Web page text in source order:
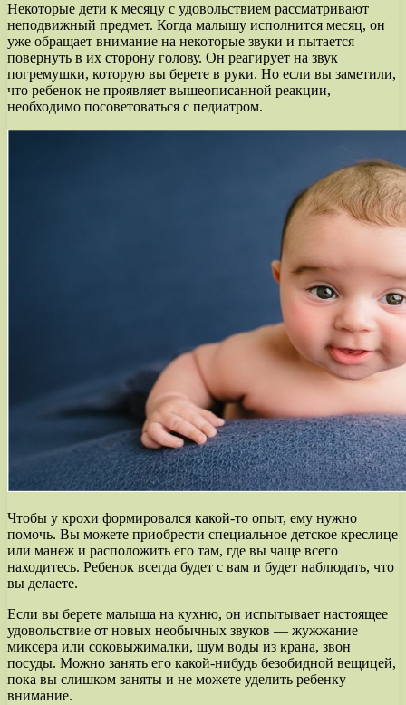
Некоторые дети к месяцу с удовольствием рассматривают
неподвижный предмет. Когда малышу исполнится месяц, он
уже обращает внимание на некоторые звуки и пытается
повернуть в их сторону голову. Он реагирует на звук
погремушки, которую вы берете в руки. Но если вы заметили,
что ребенок не проявляет вышеописанной реакции,
необходимо посоветоваться с педиатром.
Чтобы у крохи формировался какой-то опыт, ему нужно
помочь. Вы можете приобрести специальное детское креслице
или манеж и расположить его там, где вы чаще всего
находитесь. Ребенок всегда будет с вам и будет наблюдать, что
вы делаете.
Если вы берете малыша на кухню, он испытывает настоящее
удовольствие от новых необычных звуков — жужжание
миксера или соковыжималки, шум воды из крана, звон
посуды. Можно занять его какой-нибудь безобидной вещицей,
пока вы слишком заняты и не можете уделить ребенку
внимание.